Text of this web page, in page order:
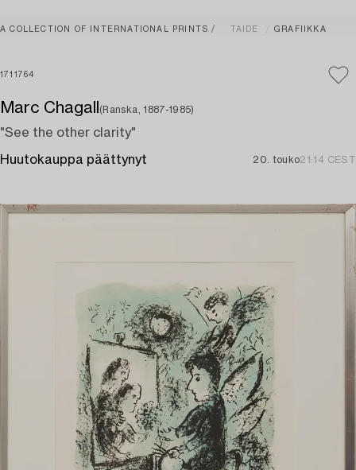
A COLLECTION OF INTERNATIONAL PRINTS TAIDE GRAFIIKKA
1711764
Marc Chagall (Ranska, 1887-1985)
"See the other clarity"
Huutokauppa päättynyt 20. touko21:14 CEST